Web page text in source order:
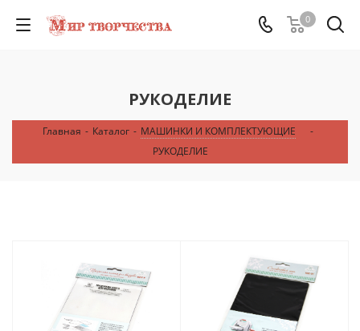
0
РУКОДЕЛИЕ
Главная - Каталог - МАШИНКИ И КОМПЛЕКТУЮЩИЕ
-
РУКОДЕЛИЕ